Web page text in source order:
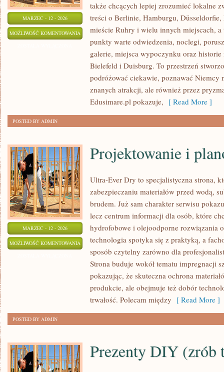
MARZEC - 12 - 2026
MOŻLIWOŚĆ KOMENTOWANIA BERLIN
także chcących lepiej zrozumieć lokalne
treści o Berlinie, Hamburgu,
mieście Ruhry i wielu innych miejscach,
punkty warte odwiedzenia, noclegi,
galerie, miejsca wypoczynku oraz
Bielefeld i Duisburg. To przestrzeń
podróżować ciekawie, poznawać
znanych atrakcji, ale również przez
Edusimare.pl pokazuje, [ Read More ]
POSTED BY ADMIN
MARZEC - 12 - 2026
MOŻLIWOŚĆ KOMENTOWANIA PROJEKTOWANIE
PLANOWANIE
PRAC
Projektowanie i
Ultra-Ever Dry to specjalistyczna strona,
zabezpieczaniu materiałów przed wodą,
brudem. Już sam charakter serwisu
lecz centrum informacji dla osób, które
hydrofobowe i olejoodporne rozwiązania
technologia spotyka się z praktyką, a
sposób czytelny zarówno dla
Strona buduje wokół tematu impregnacji
pokazując, że skuteczna ochrona
produkcie, ale obejmuje też dobór
trwałość. Polecam między [ Read More ]
POSTED BY ADMIN
Prezenty DIY (zrób